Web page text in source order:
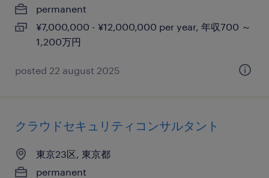
permanent
¥7,000,000 - ¥12,000,000 per year, 年収700 ～
1,200万円
posted 22 august 2025
クラウドセキュリティコンサルタント
東京23区, 東京都
permanent